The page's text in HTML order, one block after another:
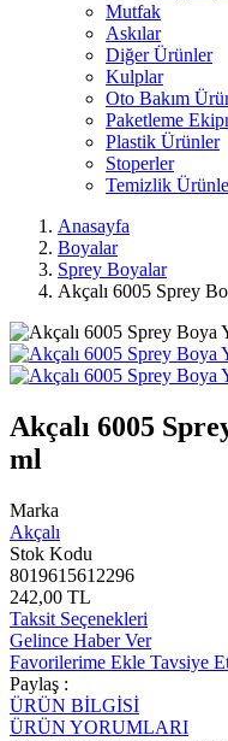
Mutfak
Askılar
Diğer Ürünler
Kulplar
Oto Bakım
Paketleme
Plastik Ürünler
Stoperler
Temizlik
Anasayfa
Boyalar
Sprey Boyalar
Akçalı 6005 Sprey
Akçalı 6005
ml
Marka
Akçalı
Stok Kodu
8019615612296
242,00 TL
Taksit Seçenekleri
Gelince Haber Ver
Favorilerime Ekle Tavsiye
Paylaş :
ÜRÜN BİLGİSİ
ÜRÜN YORUMLARI